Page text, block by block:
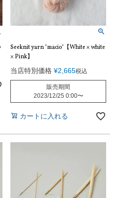
Seeknit yarn "macio"【White × white
× Pink】
当店特別価格 ¥2,665税込
販売期間
2023/12/25 0:00〜
カートに入れる